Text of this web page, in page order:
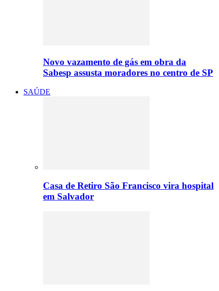
Novo vazamento de gás em obra da
Sabesp assusta moradores no centro de SP
SAÚDE
Casa de Retiro São Francisco vira hospital
em Salvador